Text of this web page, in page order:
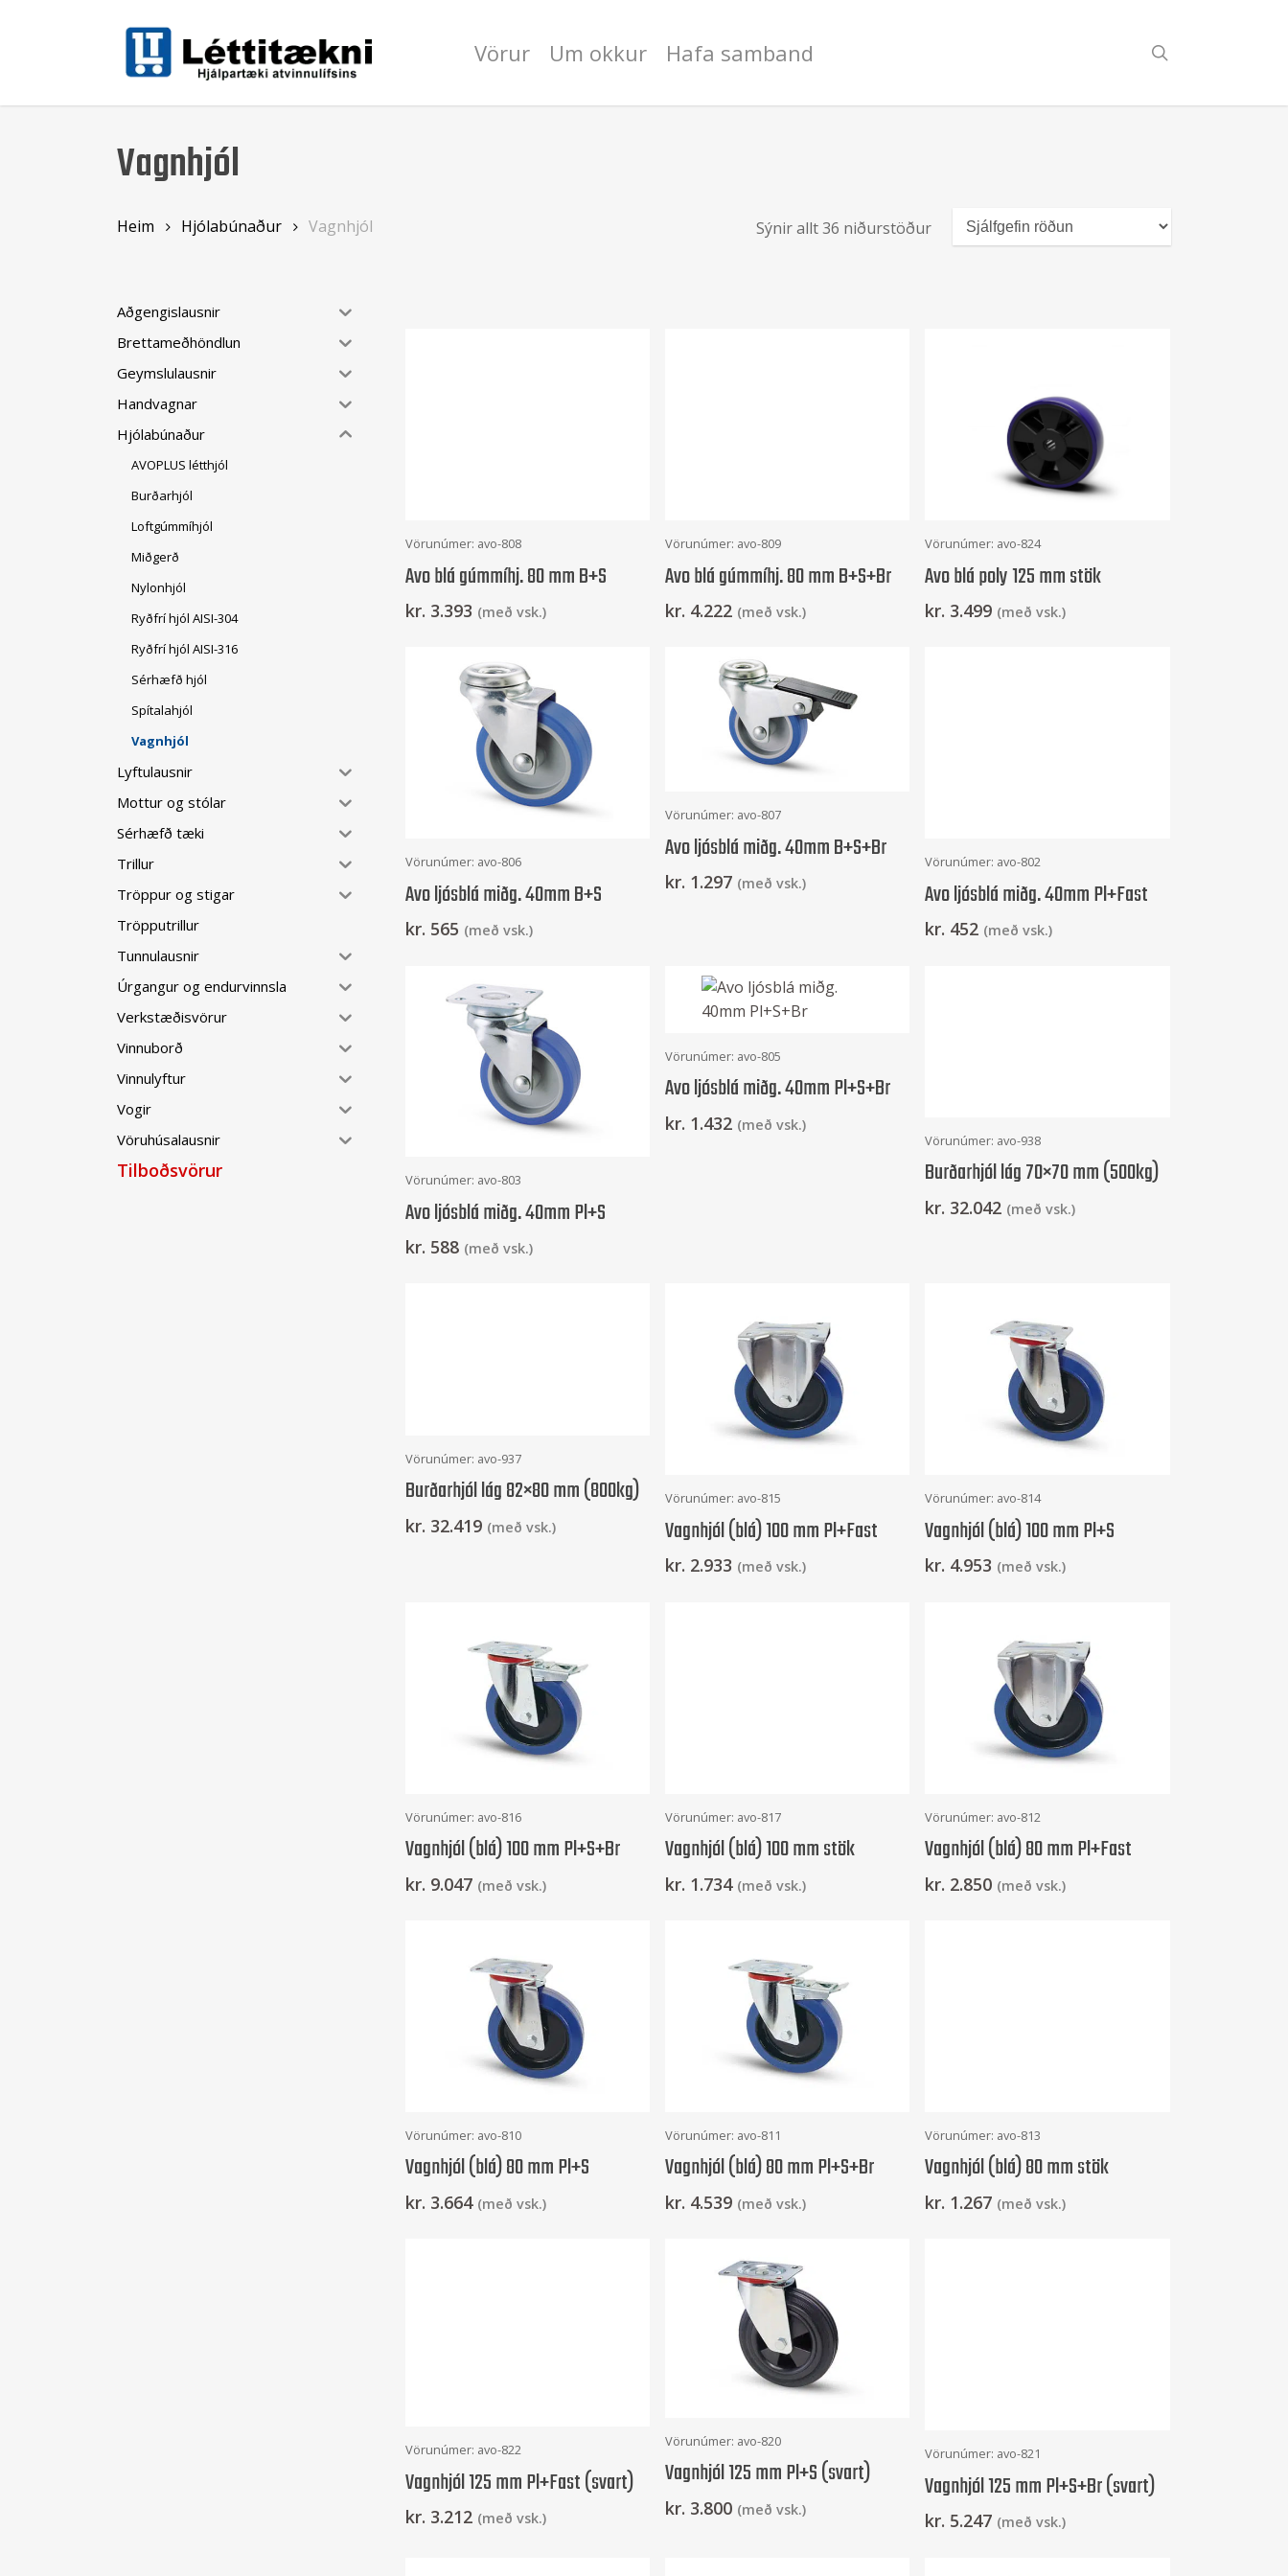
Vörur Um okkur Hafa samband
Vagnhjól
Sýnir allt 36 niðurstöður
Heim Hjólabúnaður Vagnhjól
Aðgengislausnir
Brettameðhöndlun
Geymslulausnir
Handvagnar
Hjólabúnaður
AVOPLUS létthjól
Burðarhjól
Loftgúmmíhjól
Miðgerð
Nylonhjól
Ryðfrí hjól AISI-304
Ryðfrí hjól AISI-316
Sérhæfð hjól
Spítalahjól
Vagnhjól
Lyftulausnir
Mottur og stólar
Sérhæfð tæki
Tilboðsvörur
Trillur
Tröppur og stigar
Tröpputrillur
Tunnulausnir
Úrgangur og endurvinnsla
Verkstæðisvörur
Vinnuborð
Vinnulyftur
Vogir
Vöruhúsalausnir
Setja Í Körfu
Vörunúmer: avo-808
Avo blá gúmmíhj. 80 mm B+S
kr. 3.393 (með vsk.)
Setja Í Körfu
Vörunúmer: avo-809
Avo blá gúmmíhj. 80 mm B+S+Br
kr. 4.222 (með vsk.)
Setja Í Körfu
Vörunúmer: avo-824
Avo blá poly 125 mm stök
kr. 3.499 (með vsk.)
Setja Í Körfu
Vörunúmer: avo-806
Avo ljósblá miðg. 40mm B+S
kr. 565 (með vsk.)
Setja Í Körfu
Vörunúmer: avo-807
Avo ljósblá miðg. 40mm B+S+Br
kr. 1.297 (með vsk.)
Setja Í Körfu
Vörunúmer: avo-802
Avo ljósblá miðg. 40mm Pl+Fast
kr. 452 (með vsk.)
Setja Í Körfu
Vörunúmer: avo-803
Avo ljósblá miðg. 40mm Pl+S
kr. 588 (með vsk.)
Setja Í Körfu
Vörunúmer: avo-805
Avo ljósblá miðg. 40mm Pl+S+Br
kr. 1.432 (með vsk.)
Setja Í Körfu
Vörunúmer: avo-938
Burðarhjól lág 70×70 mm (500kg)
kr. 32.042 (með vsk.)
Setja Í Körfu
Vörunúmer: avo-937
Burðarhjól lág 82×80 mm (800kg)
kr. 32.419 (með vsk.)
Setja Í Körfu
Vörunúmer: avo-815
Vagnhjól (blá) 100 mm Pl+Fast
kr. 2.933 (með vsk.)
Setja Í Körfu
Vörunúmer: avo-814
Vagnhjól (blá) 100 mm Pl+S
kr. 4.953 (með vsk.)
Setja Í Körfu
Vörunúmer: avo-816
Vagnhjól (blá) 100 mm Pl+S+Br
kr. 9.047 (með vsk.)
Setja Í Körfu
Vörunúmer: avo-817
Vagnhjól (blá) 100 mm stök
kr. 1.734 (með vsk.)
Setja Í Körfu
Vörunúmer: avo-812
Vagnhjól (blá) 80 mm Pl+Fast
kr. 2.850 (með vsk.)
Setja Í Körfu
Vörunúmer: avo-810
Vagnhjól (blá) 80 mm Pl+S
kr. 3.664 (með vsk.)
Setja Í Körfu
Vörunúmer: avo-811
Vagnhjól (blá) 80 mm Pl+S+Br
kr. 4.539 (með vsk.)
Setja Í Körfu
Vörunúmer: avo-813
Vagnhjól (blá) 80 mm stök
kr. 1.267 (með vsk.)
Setja Í Körfu
Vörunúmer: avo-822
Vagnhjól 125 mm Pl+Fast (svart)
kr. 3.212 (með vsk.)
Setja Í Körfu
Vörunúmer: avo-820
Vagnhjól 125 mm Pl+S (svart)
kr. 3.800 (með vsk.)
Setja Í Körfu
Vörunúmer: avo-821
Vagnhjól 125 mm Pl+S+Br (svart)
kr. 5.247 (með vsk.)